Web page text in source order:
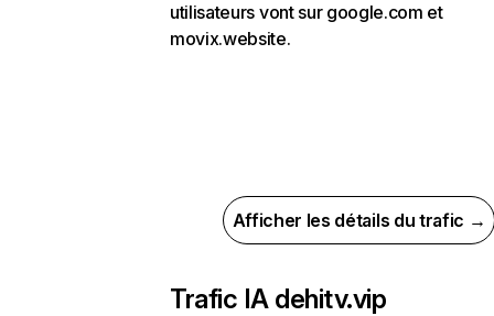
utilisateurs vont sur google.com et
movix.website.
Afficher les détails du trafic →
Trafic IA dehitv.vip